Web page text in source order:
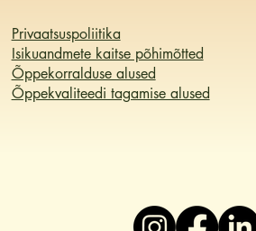
Privaatsuspoliitika
Isikuandmete kaitse põhimõtted
Õppekorralduse alused
Õppekvaliteedi tagamise alused